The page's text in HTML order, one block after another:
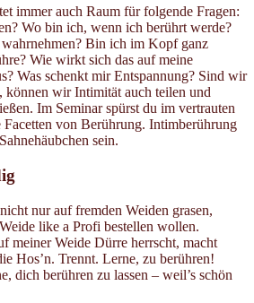
immer auch Raum für folgende Fragen:
Wo bin ich, wenn ich berührt werde?
Bin ich im Kopf ganz
Wie wirkt sich das auf meine
Was schenkt mir Entspannung? Sind wir
können wir Intimität auch teilen und
Im Seminar spürst du im vertrauten
Facetten von Berührung. Intimberührung
sein.
nur auf fremden Weiden grasen,
like a Profi bestellen wollen.
meiner Weide Dürre herrscht, macht
Hos’n. Trennt. Lerne, zu berühren!
dich berühren zu lassen – weil’s schön